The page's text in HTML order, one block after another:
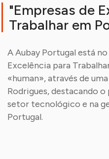
A Aubay usa cookies
Por defeito, este site usa
"Empresas de
Trabalhar em
A Aubay Portugal está
Excelência para
«human», através de
Rodrigues, destacando
setor tecnológico e na
Portugal.